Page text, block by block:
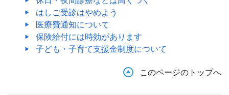
はしご受診はやめよう
医療費通知について
保険給付には時効があります
子ども・子育て支援金制度について
このページのトップへ